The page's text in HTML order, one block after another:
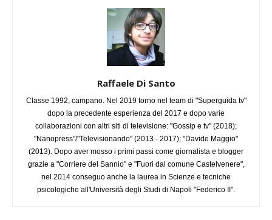
Raffaele Di Santo
Classe 1992, campano. Nel 2019 torno nel team di "Superguida tv"
dopo la precedente esperienza del 2017 e dopo varie
collaborazioni con altri siti di televisione: "Gossip e tv" (2018);
"Nanopress"/"Televisionando" (2013 - 2017); "Davide Maggio"
(2013). Dopo aver mosso i primi passi come giornalista e blogger
grazie a "Corriere del Sannio" e "Fuori dal comune Castelvenere",
nel 2014 conseguo anche la laurea in Scienze e tecniche
psicologiche all'Università degli Studi di Napoli "Federico II".